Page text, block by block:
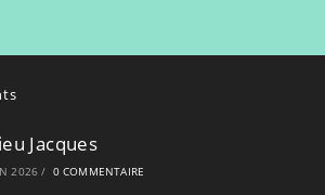
Jacques
2026 / 0 COMMENTAIRE